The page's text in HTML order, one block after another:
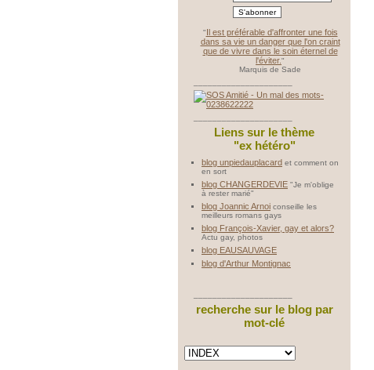
"Il est préférable d'affronter une fois
dans sa vie un danger que l'on craint
que de vivre dans le soin éternel de
l'éviter."
Marquis de Sade
Liens sur le thème
"ex hétéro"
blog unpiedauplacard et comment on
en sort
blog CHANGERDEVIE "Je m'oblige
à rester marié"
blog Joannic Arnoi conseille les
meilleurs romans gays
blog François-Xavier, gay et alors?
Actu gay, photos
blog EAUSAUVAGE
blog d'Arthur Montignac
recherche sur le blog par
mot-clé